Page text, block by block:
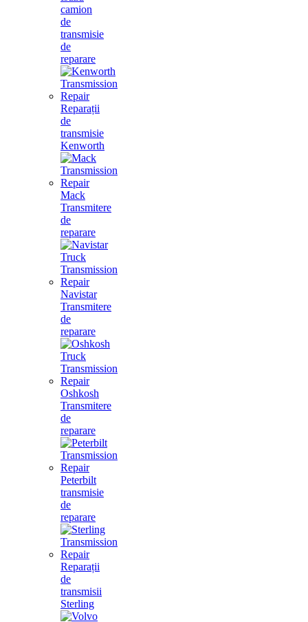
camion
de
transmisie
de
reparare
Reparații
de
transmisie
Kenworth
Mack
Transmitere
de
reparare
Navistar
Transmitere
de
reparare
Oshkosh
Transmitere
de
reparare
Peterbilt
transmisie
de
reparare
Reparații
de
transmisii
Sterling